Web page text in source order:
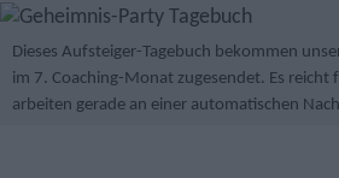
Dieses Aufsteiger-Tagebuch bekommen
im 7. Coaching-Monat zugesendet. Es
arbeiten gerade an einer automatischen